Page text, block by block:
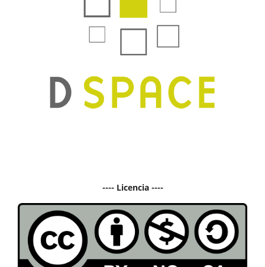
---- Licencia ----